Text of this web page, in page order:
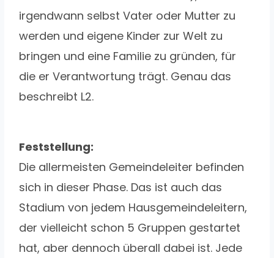
irgendwann selbst Vater oder Mutter zu
werden und eigene Kinder zur Welt zu
bringen und eine Familie zu gründen, für
die er Verantwortung trägt. Genau das
beschreibt L2.
Feststellung:
Die allermeisten Gemeindeleiter befinden
sich in dieser Phase. Das ist auch das
Stadium von jedem Hausgemeindeleitern,
der vielleicht schon 5 Gruppen gestartet
hat, aber dennoch überall dabei ist. Jede